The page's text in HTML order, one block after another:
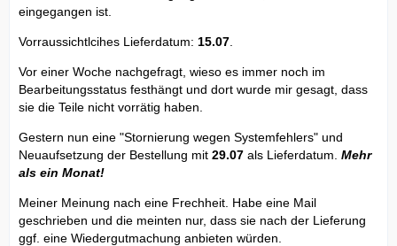
eingegangen ist.
Vorraussichtlcihes Lieferdatum: 15.07
Vor einer Woche nachgefragt, wieso es immer noch im
Bearbeitungsstatus festhängt und dort wurde mir gesagt, dass
sie die Teile nicht vorrätig haben.
Gestern nun eine "Stornierung wegen Systemfehlers" und
Neuaufsetzung der Bestellung mit 29.07 als Lieferdatum. Mehr
als ein Monat!
Meiner Meinung nach eine Frechheit. Habe eine Mail
geschrieben und die meinten nur, dass sie nach der Lieferung
ggf. eine Wiedergutmachung anbieten würden.